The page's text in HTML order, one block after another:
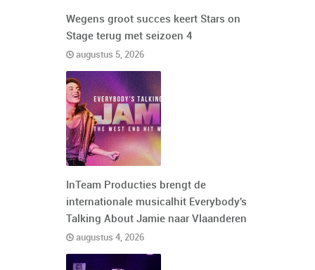
Wegens groot succes keert Stars on
Stage terug met seizoen 4
augustus 5, 2026
InTeam Producties brengt de
internationale musicalhit Everybody's
Talking About Jamie naar Vlaanderen
augustus 4, 2026